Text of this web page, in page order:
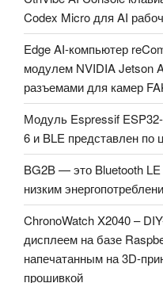
Codex Micro для AI
Edge AI-компьютер
модулем NVIDIA Jetson
разъемами для камер
Модуль Espressif
6 и BLE представлен по
BG2B — это Bluetooth
низким
ChronoWatch X2040 –
дисплеем на базе
напечатанным на 3D-
прошивкой